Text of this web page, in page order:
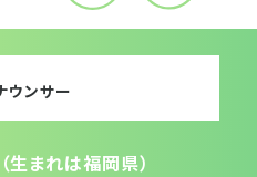
ウンサー
生まれは福岡県）